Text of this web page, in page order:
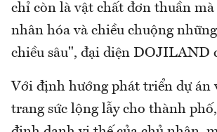
chỉ còn là vật chất đơn thuần mà
nhân hóa và chiều chuộng
chiều sâu", đại diện DOJILAND
Với định hướng phát triển dự án
trang sức lộng lẫy cho thành